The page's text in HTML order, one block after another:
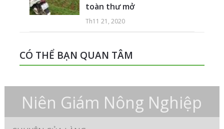
toàn thư mở
Th11 21, 2020
CÓ THỂ BẠN QUAN TÂM
Niên Giám Nông Nghiệp